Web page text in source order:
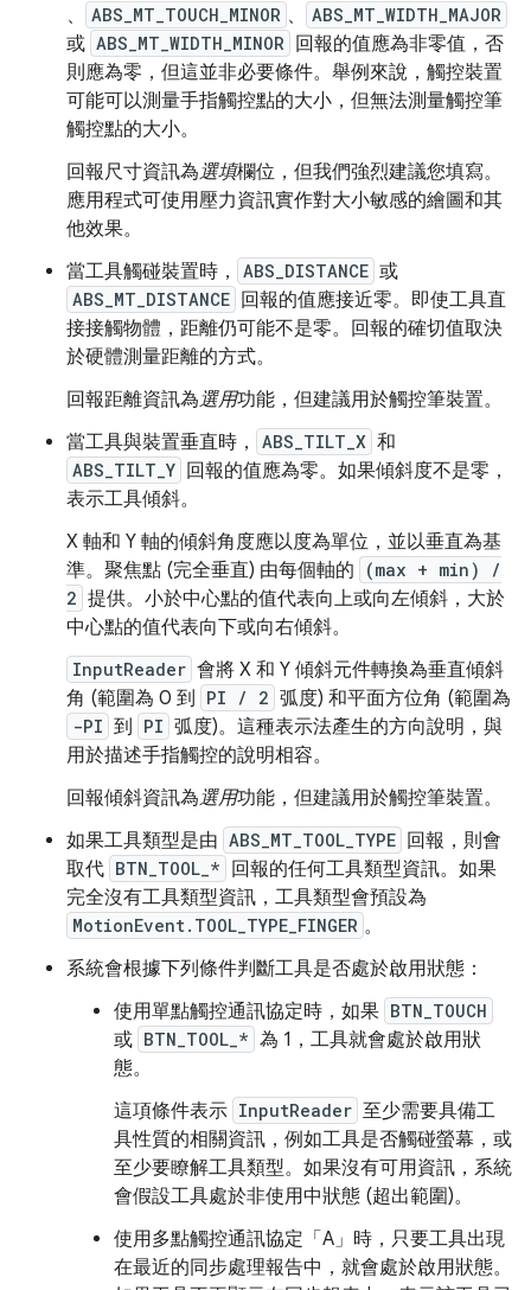
、 ABS_MT_TOUCH_MINOR 、 ABS_MT_WIDTH_MAJOR
或 ABS_MT_WIDTH_MINOR
回報的值應為非零值，否
則應為零，但這並非必要條件。舉例來說，觸控裝置
可能可以測量手指觸控點的大小，但無法測量觸控筆
觸控點的大小。
回報尺寸資訊為選填欄位，但我們強烈建議您填寫。
應用程式可使用壓力資訊實作對大小敏感的繪圖和其
他效果。
當工具觸碰裝置時，
ABS_DISTANCE 或
ABS_MT_DISTANCE 回報的值應接近零。即使工具直
接接觸物體，距離仍可能不是零。回報的確切值取決
於硬體測量距離的方式。
回報距離資訊為選用功能，但建議用於觸控筆裝置。
當工具與裝置垂直時，
ABS_TILT_X 和
ABS_TILT_Y 回報的值應為零。如果傾斜度不是零，
表示工具傾斜。
X 軸和 Y 軸的傾斜角度應以度為單位，並以垂直為基
準。聚焦點 (完全垂直) 由每個軸的
(max + min) /
2 提供。小於中心點的值代表向上或向左傾斜，大於
中心點的值代表向下或向右傾斜。
InputReader 會將 X 和 Y 傾斜元件轉換為垂直傾斜
角 (範圍為 0 到
PI / 2 弧度) 和平面方位角 (範圍為
-PI 到 PI 弧度)。這種表示法產生的方向說明，與
用於描述手指觸控的說明相容。
回報傾斜資訊為選用功能，但建議用於觸控筆裝置。
如果工具類型是由 ABS_MT_TOOL_TYPE 回報，則會
取代 BTN_TOOL_*
回報的任何工具類型資訊。如果
完全沒有工具類型資訊，工具類型會預設為
MotionEvent.TOOL_TYPE_FINGER 。
系統會根據下列條件判斷工具是否處於啟用狀態：
使用單點觸控通訊協定時，如果 BTN_TOUCH
或 BTN_TOOL_* 為 1，工具就會處於啟用狀
態。
這項條件表示 InputReader 至少需要具備工
具性質的相關資訊，例如工具是否觸碰螢幕，或
至少要瞭解工具類型。如果沒有可用資訊，系統
會假設工具處於非使用中狀態 (超出範圍)。
使用多點觸控通訊協定「A」時，只要工具出現
在最近的同步處理報告中，就會處於啟用狀態。